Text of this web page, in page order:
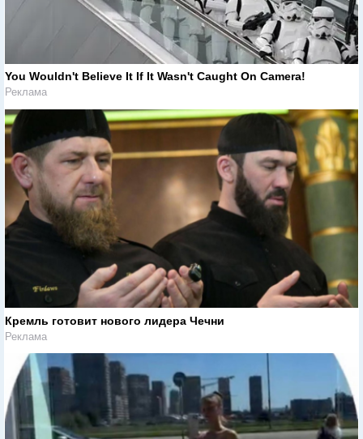
You Wouldn't Believe It If It Wasn't Caught On Camera!
Реклама
Кремль готовит нового лидера Чечни
Реклама